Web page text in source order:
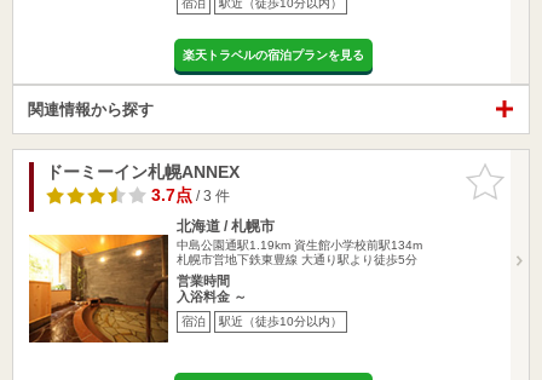
宿泊 駅近（徒歩10分以内）
楽天トラベルの宿泊プランを見る
関連情報から探す
お気に入
りに追加
ドーミーイン札幌ANNEX
3.7点/ 3 件
北海道 / 札幌市
中島公園通駅1.19km 資生館小学校前駅134m
札幌市営地下鉄東豊線 大通り駅より徒歩5分
営業時間
入浴料金 ～
宿泊 駅近（徒歩10分以内）